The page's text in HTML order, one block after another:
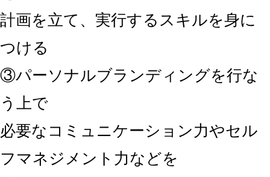
計画を立て、実行するスキルを身に
つける
③パーソナルブランディングを行な
う上で
必要なコミュニケーション力やセル
フマネジメント力などを